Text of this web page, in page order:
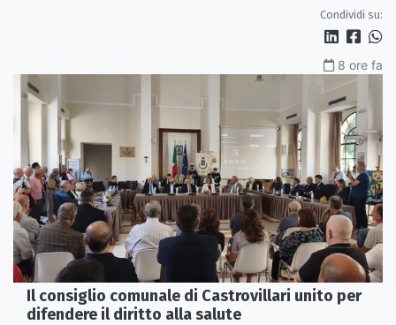
Condividi su:
8 ore fa
Il consiglio comunale di Castrovillari unito per
difendere il diritto alla salute